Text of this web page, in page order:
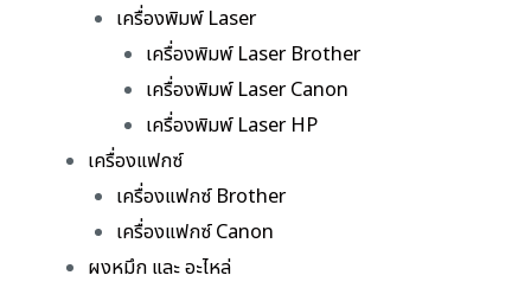
เครื่องพิมพ์ Laser
เครื่องพิมพ์ Laser Brother
เครื่องพิมพ์ Laser Canon
เครื่องพิมพ์ Laser HP
เครื่องแฟกซ์
เครื่องแฟกซ์ Brother
เครื่องแฟกซ์ Canon
ผงหมึก และ อะไหล่